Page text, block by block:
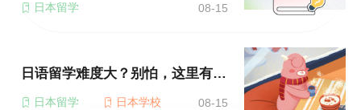
日本留学 08-15
日语留学难度大？别怕，这里有帮助你的建议
日本留学 日本学校 08-15